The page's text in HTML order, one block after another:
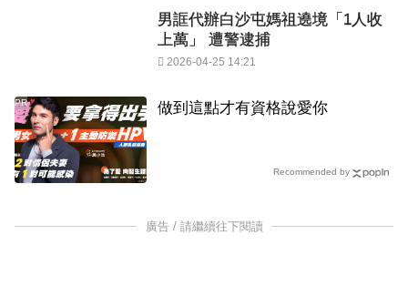
男誆代辦白沙屯媽祖遶境「1人收
上萬」 遭警逮捕
2026-04-25 14:21
做到這點才有資格說愛你
PR
Recommended by
廣告 / 請繼續往下閱讀